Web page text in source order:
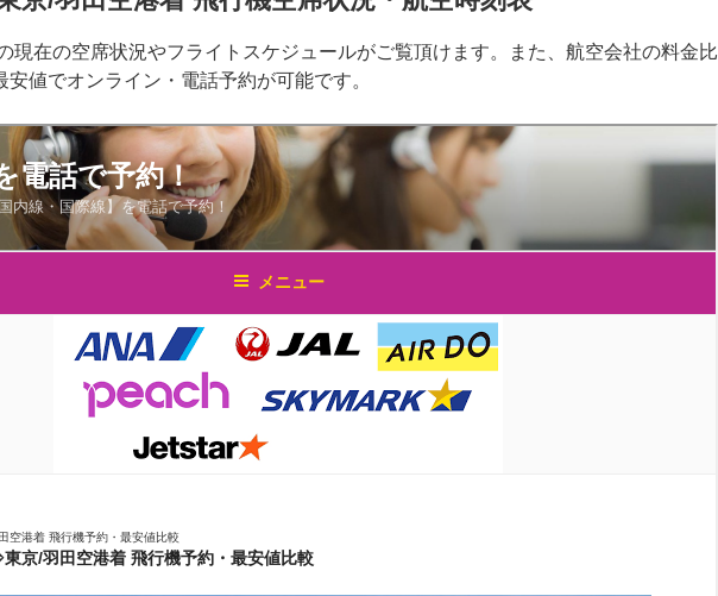
現在の空席状況やフライトスケジュールがご覧頂けます。また、航空会社の料金比
値でオンライン・電話予約が可能です。